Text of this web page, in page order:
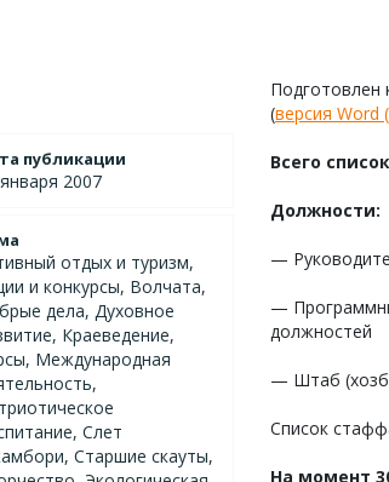
публикации
2007
отдых и туризм,
и конкурсы, Волчата,
дела, Духовное
Краеведение,
Международная
Слет
Старшие скауты,
Подготовлен
(версия Word
Всего
Должности:
—
—
должностей
— Штаб
Список
На момент